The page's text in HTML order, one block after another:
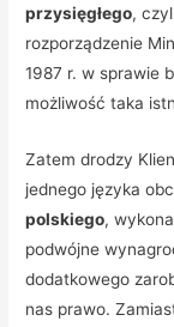
przysięgłego,
rozporządzenie
1987 r. w sprawie
możliwość taka
Zatem drodzy
jednego języka
polskiego,
podwójne
dodatkowego
nas prawo.